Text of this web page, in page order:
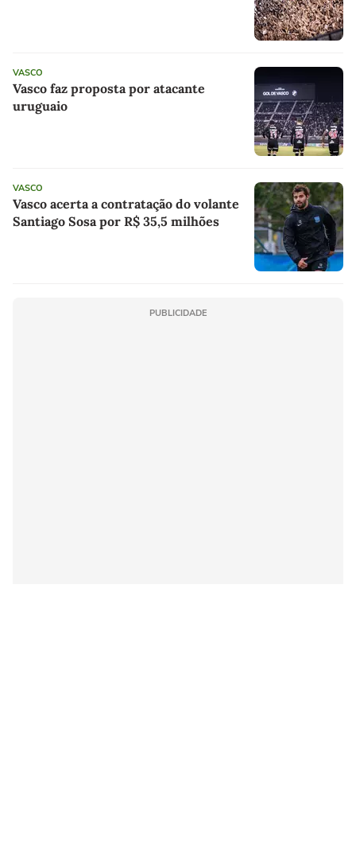
VASCO
Vasco faz proposta por atacante
uruguaio
VASCO
Vasco acerta a contratação do volante
Santiago Sosa por R$ 35,5 milhões
PUBLICIDADE